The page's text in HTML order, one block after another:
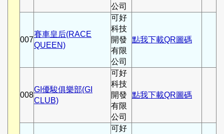
公司
007
賽車皇后(RACE
QUEEN)
可好
科技
開發
有限
公司
點我下載QR圖碼
008
GI優駿俱樂部(GI
CLUB)
可好
科技
開發
有限
公司
點我下載QR圖碼
可好